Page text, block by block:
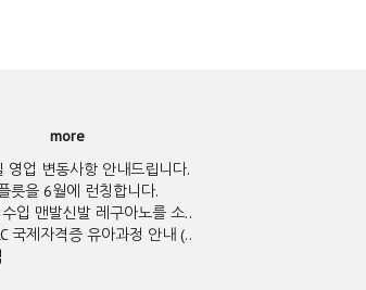
more
업 변동사항 안내드립니다.
을 6월에 런칭합니다.
입 맨발신발 레구아노를 소..
국제자격증 유아과정 안내 (..